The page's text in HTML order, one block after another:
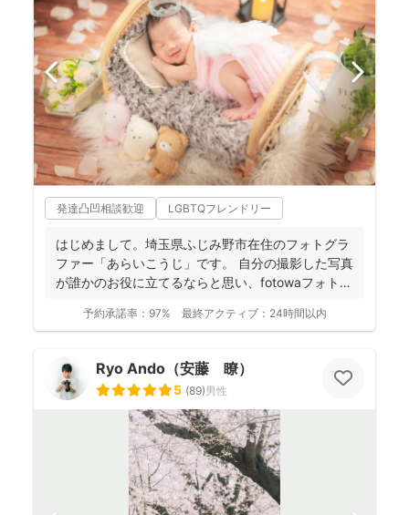
発達凸凹相談歓迎 LGBTQフレンドリー
はじめまして。埼玉県ふじみ野市在住のフォトグラ
ファー「あらいこうじ」です。 自分の撮影した写真
が誰かのお役に立てるならと思い、fotowaフォトグ
予約承諾率： 97% 最終アクティブ： 24時間以内
Ryo Ando（安藤 瞭）
5 (89)男性